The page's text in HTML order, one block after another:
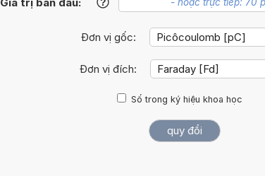
Đơn vị gốc:
Đơn vị đích:
Số trong ký hiệu khoa học